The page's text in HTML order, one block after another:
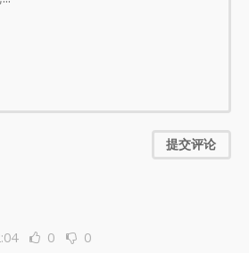
提交评论
0 0